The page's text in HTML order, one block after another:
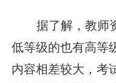
据了解，教师
低等级的也有高等
内容相差较大，考